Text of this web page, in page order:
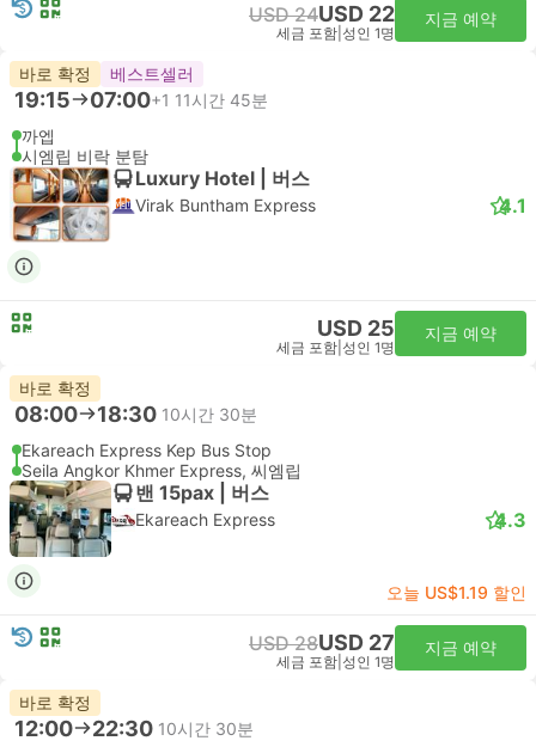
USD 24USD 22
세금 포함 성인 1명
지금 예약
바로 확정 베스트셀러
19:15 07:00+1 11시간 45분
까엡
시엠립 비락 분탐
Luxury Hotel | 버스
Virak Buntham Express 4.1
USD 25
세금 포함 성인 1명
지금 예약
바로 확정
08:00 18:30 10시간 30분
Ekareach Express Kep Bus Stop
Seila Angkor Khmer Express, 씨엠립
밴 15pax | 버스
Ekareach Express 4.3
오늘 US$1.19 할인
USD 28USD 27
세금 포함 성인 1명
지금 예약
바로 확정
12:00 22:30 10시간 30분